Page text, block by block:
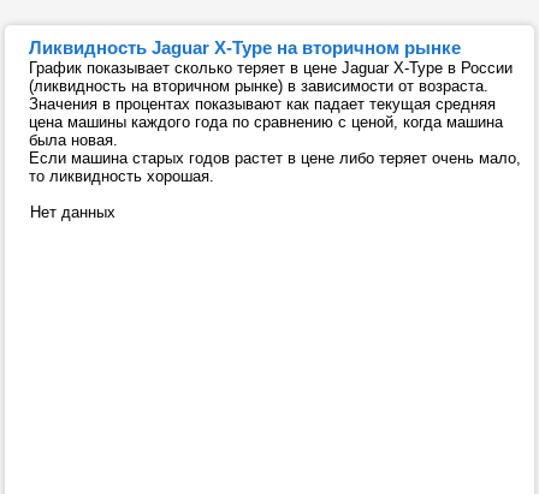
Ликвидность Jaguar X-Type на вторичном рынке
График показывает сколько теряет в цене Jaguar X-Type в России
(ликвидность на вторичном рынке) в зависимости от возраста.
Значения в процентах показывают как падает текущая средняя
цена машины каждого года по сравнению с ценой, когда машина
была новая.
Если машина старых годов растет в цене либо теряет очень мало,
то ликвидность хорошая.
Нет данных